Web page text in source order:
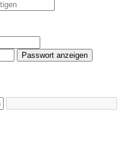
Passwort anzeigen